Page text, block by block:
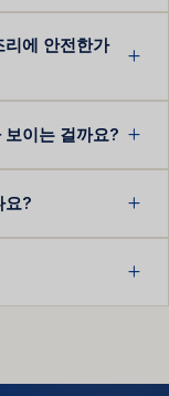
리에 안전한가
이는 걸까요?
요?